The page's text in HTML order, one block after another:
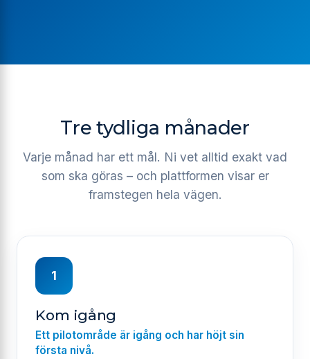
Tre tydliga månader
Varje månad har ett mål. Ni vet alltid exakt vad
som ska göras – och plattformen visar er
framstegen hela vägen.
1
Kom igång
Ett pilotområde är igång och har höjt sin
första nivå.